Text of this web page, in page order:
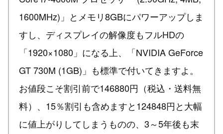
1600MHz)」とメモリ8GBにパワーアップしま
すし、ディスプレイの解像度もフルHDの
「1920×1080」になる上、「NVIDIA GeForce
GT 730M (1GB)」も標準で付いてきますよ。
お値段こそ割引前で146880円（税込・送料無
料）、15％割引も含めますと124848円と大幅
に値上がりしてしまうものの、3～5年後も末